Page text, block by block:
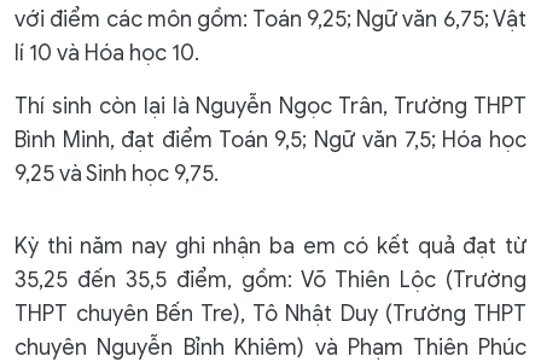
với điểm các môn gồm: Toán 9,25; Ngữ văn 6,75; Vật
lí 10 và Hóa học 10.
Thí sinh còn lại là Nguyễn Ngọc Trân, Trường THPT
Bình Minh, đạt điểm Toán 9,5; Ngữ văn 7,5; Hóa học
9,25 và Sinh học 9,75.
Kỳ thi năm nay ghi nhận ba em có kết quả đạt từ
35,25 đến 35,5 điểm, gồm: Võ Thiên Lộc (Trường
THPT chuyên Bến Tre), Tô Nhật Duy (Trường THPT
chuyên Nguyễn Bỉnh Khiêm) và Phạm Thiên Phúc